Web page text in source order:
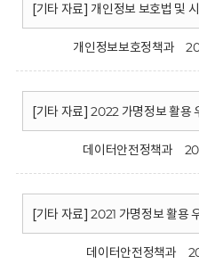
[기타 자료] 개인정보 보호법 및
개인정보보호정책과
[기타 자료] 2022 가명정보 활용
데이터안전정책과
[기타 자료] 2021 가명정보 활용
데이터안전정책과